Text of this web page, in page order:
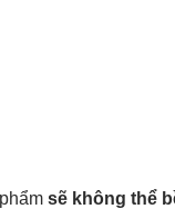
sẽ không thể